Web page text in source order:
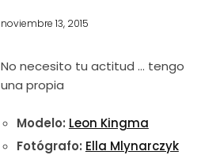
noviembre 13, 2015
No necesito tu actitud … tengo
una propia
Modelo: Leon Kingma
Fotógrafo: Ella Mlynarczyk